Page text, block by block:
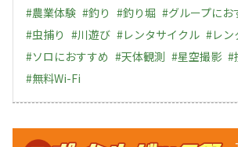
#農業体験 #釣り #釣り堀 #グループにお
#虫捕り #川遊び #レンタサイクル #レン
#ソロにおすすめ #天体観測 #星空撮影 #
#無料Wi-Fi
キャンペーン